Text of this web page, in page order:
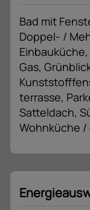
Bad mit
Doppel- /
Einbauküche
Gas
terrasse
Satteldach
Wohnküche